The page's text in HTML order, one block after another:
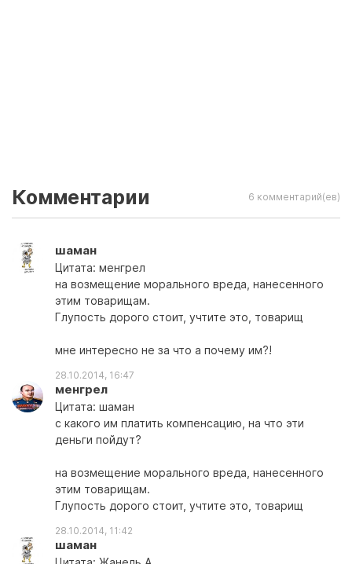
Комментарии 6 комментарий(ев)
шаман
Цитата: менгрел
на возмещение морального вреда, нанесенного
этим товарищам.
Глупость дорого стоит, учтите это, товарищ
мне интересно не за что а почему им?!
28.10.2014, 16:47
менгрел
Цитата: шаман
с какого им платить компенсацию, на что эти
деньги пойдут?
на возмещение морального вреда, нанесенного
этим товарищам.
Глупость дорого стоит, учтите это, товарищ
28.10.2014, 11:42
шаман